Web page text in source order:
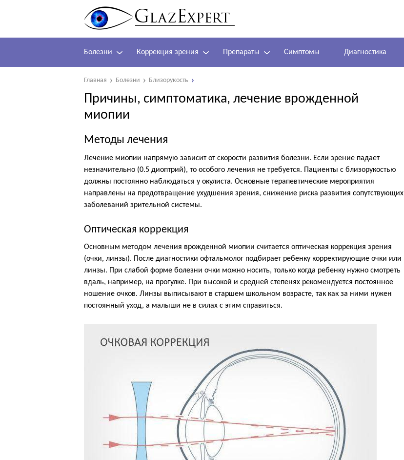
Болезни Коррекция зрения Препараты Симптомы Диагностика
Главная Болезни Близорукость
Причины, симптоматика, лечение врожденной
миопии
Методы лечения
Лечение миопии напрямую зависит от скорости развития болезни. Если зрение падает
незначительно (0.5 диоптрий), то особого лечения не требуется. Пациенты с близорукостью
должны постоянно наблюдаться у окулиста. Основные терапевтические мероприятия
направлены на предотвращение ухудшения зрения, снижение риска развития сопутствующих
заболеваний зрительной системы.
Оптическая коррекция
Основным методом лечения врожденной миопии считается оптическая коррекция зрения
(очки, линзы). После диагностики офтальмолог подбирает ребенку корректирующие очки или
линзы. При слабой форме болезни очки можно носить, только когда ребенку нужно смотреть
вдаль, например, на прогулке. При высокой и средней степенях рекомендуется постоянное
ношение очков. Линзы выписывают в старшем школьном возрасте, так как за ними нужен
постоянный уход, а малыши не в силах с этим справиться.